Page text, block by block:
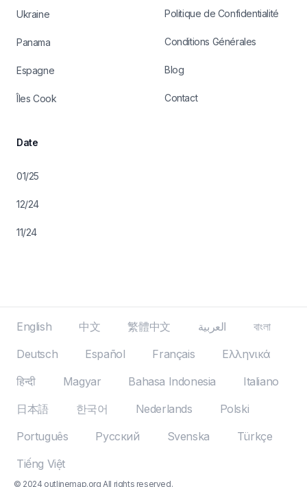
Ukraine
Panama
Espagne
Îles Cook
Date
01/25
12/24
11/24
Politique de Confidentialité
Conditions Générales
Blog
Contact
English 中文 繁體中文 العربية
বাংলা
Deutsch
Español Français
Ελληνικά
हिन्दी
Magyar Bahasa Indonesia
Italiano
日本語
한국어 Nederlands
Polski
Português
Русский Svenska
Türkçe
Tiếng Việt
© 2024 outlinemap.org All rights reserved.